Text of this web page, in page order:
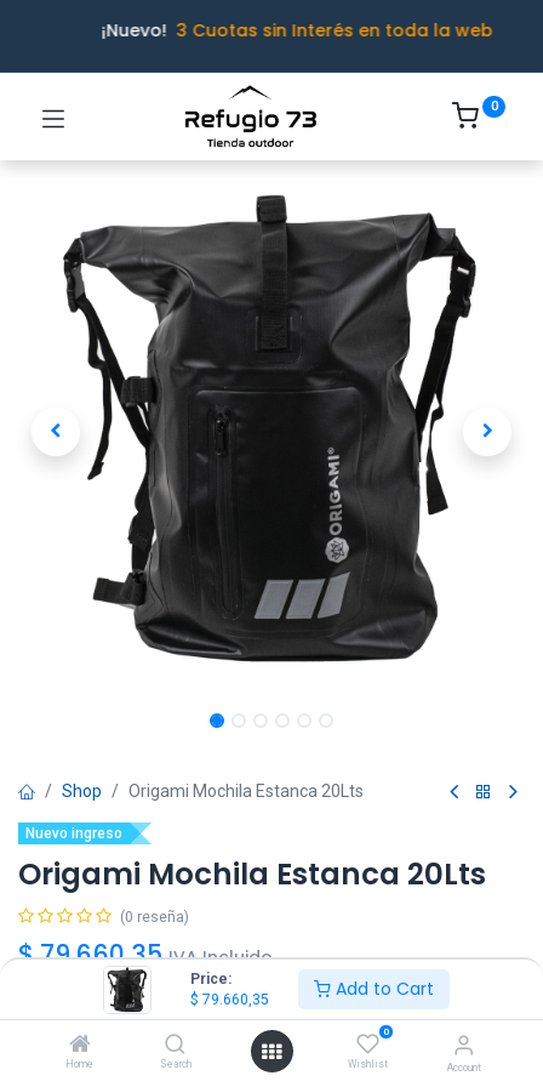
Price:
$ 79.660,35 Add to Cart
Home Search
0
Wishlist Account
¡Nuevo! 3 Cuotas sin Interés en toda la web
0
Shop Origami Mochila Estanca 20Lts
Nuevo ingreso
Origami Mochila Estanca 20Lts
(0 reseña)
$79.660,35 IVA Incluido
Color